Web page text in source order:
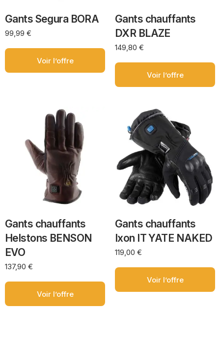
Gants Segura BORA
99,99 €
Voir l’offre
Gants chauffants
DXR BLAZE
149,80 €
Voir l’offre
Gants chauffants
Helstons BENSON
EVO
137,90 €
Voir l’offre
Gants chauffants
Ixon IT YATE NAKED
119,00 €
Voir l’offre